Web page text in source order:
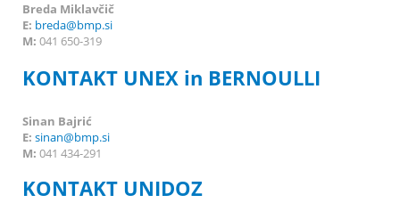
Breda Miklavčič
E: breda@bmp.si
M: 041 650-319
KONTAKT UNEX in BERNOULLI
Sinan Bajrić
E: sinan@bmp.si
M: 041 434-291
KONTAKT UNIDOZ